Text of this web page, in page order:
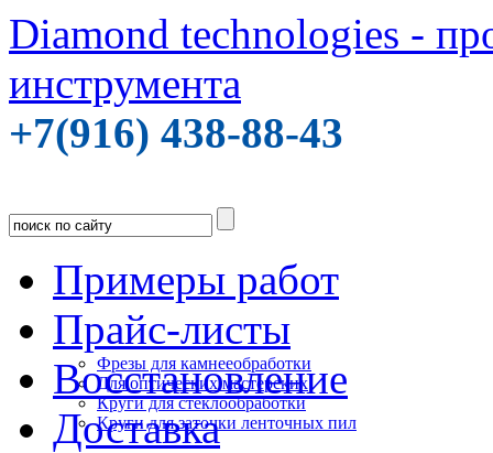
Diamond technologies -
инструмента
+7(916) 438-88-43
Примеры работ
Прайс-листы
Фрезы для камнееобработки
Для оптических мастерских
Круги для стеклообработки
Круги для заточки ленточных пил
Восстановление
Доставка